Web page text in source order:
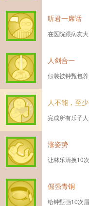
听君一席话
在医院跟病友
人剑合一
假装被钟甄包养
人不能，至
完成所有乐子
涨姿势
让林乐清换10
倔强青铜
给钟甄画10次